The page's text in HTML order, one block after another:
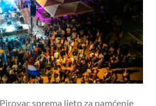
sprema ljeto za pamćenje